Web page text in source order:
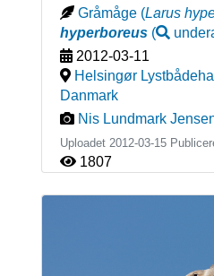
Gråmåge (Larus
hyperboreus(
2012-03-11
Helsingør
Danmark
Nis Lundmark
Uploadet 2012-03-15
1807